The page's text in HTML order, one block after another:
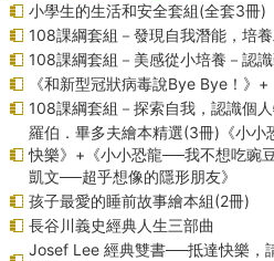
小學生的生活和安全套組(全套3冊)
108課綱套組－發現自我潛能，培
108課綱套組－美感從小培養－認
《和新型冠狀病毒說Bye Bye！》
108課綱套組－探索自我，認識個
羅伯．畢多夫繪本精選(3冊)《小
快樂》+《小小恐龍──我不想吃豌
凱文──超乎想像的隱形朋友》
孩子最愛的睡前故事繪本組(2冊)
長谷川義史經典人生三部曲
Josef Lee 經典雙書──抵達快樂，